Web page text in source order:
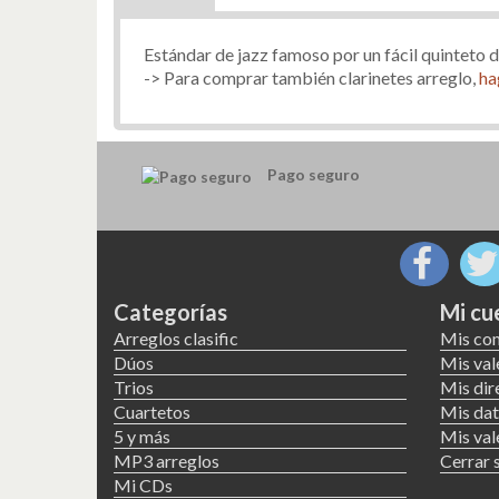
Estándar de jazz famoso por un fácil quinteto
-> Para comprar también clarinetes arreglo,
Pago seguro
Categorías
Arreglos clasific
Dúos
Trios
Cuartetos
5 y más
MP3 arreglos
Mi CDs
Mi
Mis
Mis
Mis
Mis
Mis
Cerrar